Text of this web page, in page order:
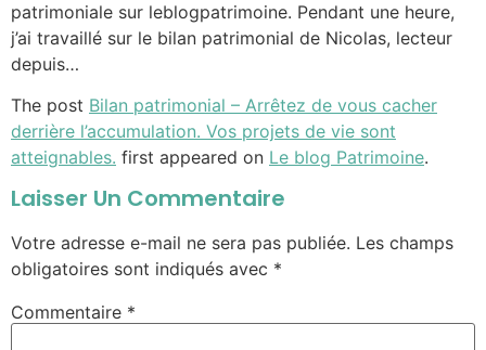
patrimoniale sur leblogpatrimoine. Pendant une heure,
j’ai travaillé sur le bilan patrimonial de Nicolas, lecteur
depuis…
The post Bilan patrimonial – Arrêtez de vous cacher
derrière l’accumulation. Vos projets de vie sont
atteignables. first appeared on Le blog Patrimoine.
Laisser Un Commentaire
Votre adresse e-mail ne sera pas publiée. Les champs
obligatoires sont indiqués avec *
Commentaire *